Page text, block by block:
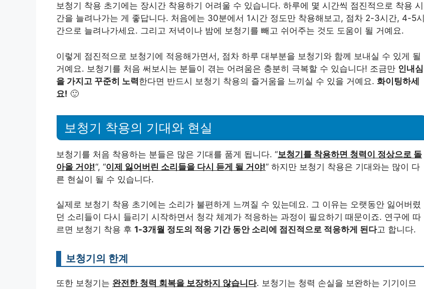
보청기 착용 초기에는 장시간 착용하기 어려울 수 있습니다. 하루에 몇 시간씩 점진적으로 착용 시
간을 늘려나가는 게 좋답니다. 처음에는 30분에서 1시간 정도만 착용해보고, 점차 2-3시간, 4-5시
간으로 늘려나가세요. 그리고 저녁이나 밤에 보청기를 빼고 쉬어주는 것도 도움이 될 거예요.
이렇게 점진적으로 보청기에 적응해가면서, 점차 하루 대부분을 보청기와 함께 보내실 수 있게 될
거예요. 보청기를 처음 써보시는 분들이 겪는 어려움은 충분히 극복할 수 있습니다! 조금만 인내심
을 가지고 꾸준히 노력한다면 반드시 보청기 착용의 즐거움을 느끼실 수 있을 거예요. 화이팅하세
요! 🙂
보청기 착용의 기대와 현실
보청기를 처음 착용하는 분들은 많은 기대를 품게 됩니다. “보청기를 착용하면 청력이 정상으로 돌
아올 거야!“, “이제 잃어버린 소리들을 다시 듣게 될 거야!” 하지만 보청기 착용은 기대와는 많이 다
른 현실이 될 수 있습니다.
실제로 보청기 착용 초기에는 소리가 불편하게 느껴질 수 있는데요. 그 이유는 오랫동안 잃어버렸
던 소리들이 다시 들리기 시작하면서 청각 체계가 적응하는 과정이 필요하기 때문이죠. 연구에 따
르면 보청기 착용 후 1-3개월 정도의 적응 기간 동안 소리에 점진적으로 적응하게 된다고 합니다.
보청기의 한계
또한 보청기는 완전한 청력 회복을 보장하지 않습니다. 보청기는 청력 손실을 보완하는 기기이므